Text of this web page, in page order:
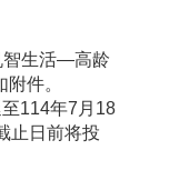
智生活—高龄
件。
114年7月18
止日前将投